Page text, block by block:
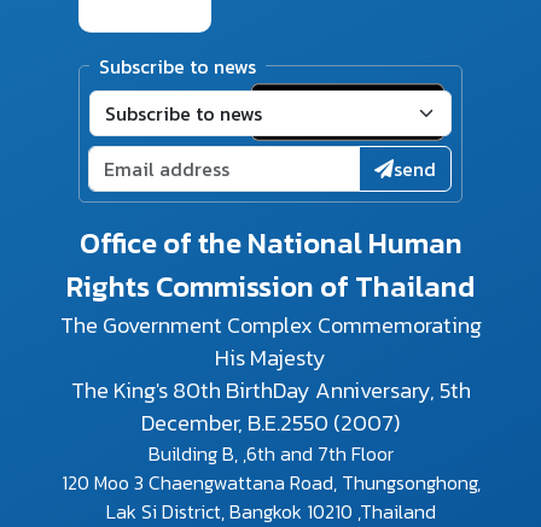
Office of the National Human
Rights Commission of Thailand
The Government Complex Commemorating
His Majesty
The King's 80th BirthDay Anniversary, 5th
December, B.E.2550 (2007)
Building B, ,6th and 7th Floor
120 Moo 3 Chaengwattana Road, Thungsonghong,
Lak Si District, Bangkok 10210 ,Thailand
Subscribe to news
send